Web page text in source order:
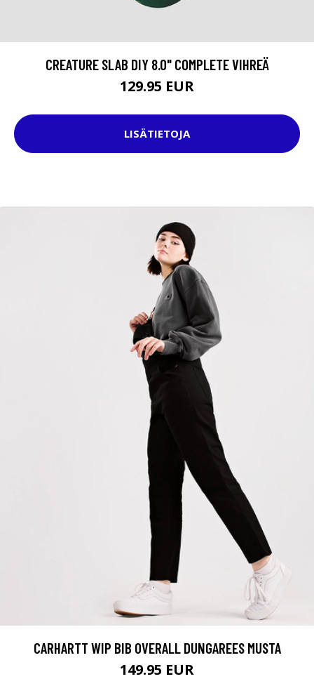
CREATURE SLAB DIY 8.0" COMPLETE VIHREÄ
129.95 EUR
LISÄTIETOJA
CARHARTT WIP BIB OVERALL DUNGAREES MUSTA
149.95 EUR